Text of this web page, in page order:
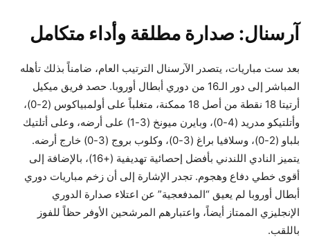
آرسنال: صدارة مطلقة وأداء متكامل
بعد ست مباريات، يتصدر الآرسنال الترتيب العام، ضامناً بذلك تأهله
المباشر إلى دور الـ16 من دوري أبطال أوروبا. حصد فريق ميكيل
أرتيتا 18 نقطة من أصل 18 ممكنة، متغلباً على أولمبياكوس (2-0)،
وأتلتيكو مدريد (4-0)، وبايرن ميونخ (3-1) على أرضه، وعلى أتلتيك
بلباو (2-0)، وسلافيا براغ (3-0)، وكلوب بروج (3-0) خارج أرضه.
يتميز النادي اللندني بأفضل إحصائية تهديفية (+16)، بالإضافة إلى
أقوى خطي دفاع وهجوم. تجدر الإشارة إلى أن زخم مباريات دوري
أبطال أوروبا لم يعيق “المدفعجية” عن اعتلاء صدارة الدوري
الإنجليزي الممتاز أيضاً، واعتبارهم المرشحين الأوفر حظاً للفوز
باللقب.